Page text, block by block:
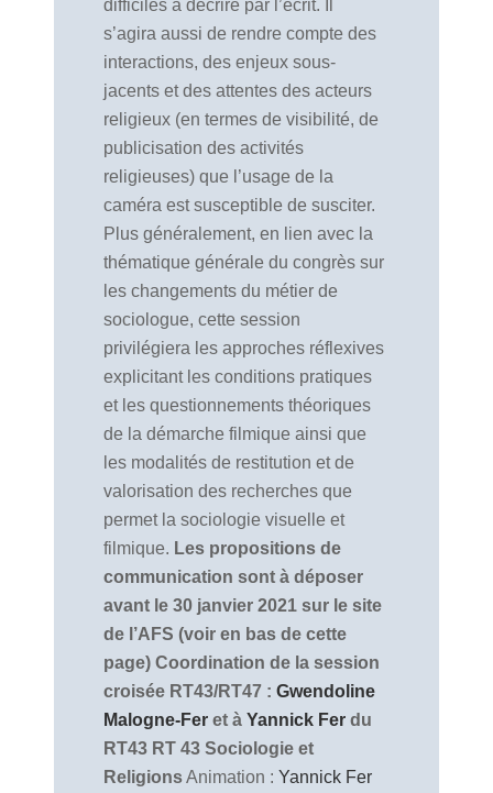
difficiles à décrire par l’écrit. Il
s’agira aussi de rendre compte des
interactions, des enjeux sous-
jacents et des attentes des acteurs
religieux (en termes de visibilité, de
publicisation des activités
religieuses) que l’usage de la
caméra est susceptible de susciter.
Plus généralement, en lien avec la
thématique générale du congrès sur
les changements du métier de
sociologue, cette session
privilégiera les approches réflexives
explicitant les conditions pratiques
et les questionnements théoriques
de la démarche filmique ainsi que
les modalités de restitution et de
valorisation des recherches que
permet la sociologie visuelle et
filmique. Les propositions de
communication sont à déposer
avant le 30 janvier 2021 sur le site
de l’AFS (voir en bas de cette
page) Coordination de la session
croisée RT43/RT47 : Gwendoline
Malogne-Fer et à Yannick Fer du
RT43 RT 43 Sociologie et
ReligionsAnimation : Yannick Fer